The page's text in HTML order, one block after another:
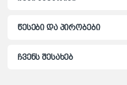
წესები და პირობები
ჩვენს შესახებ